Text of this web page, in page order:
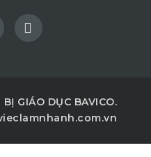
GIÁO DỤC BAVICO.